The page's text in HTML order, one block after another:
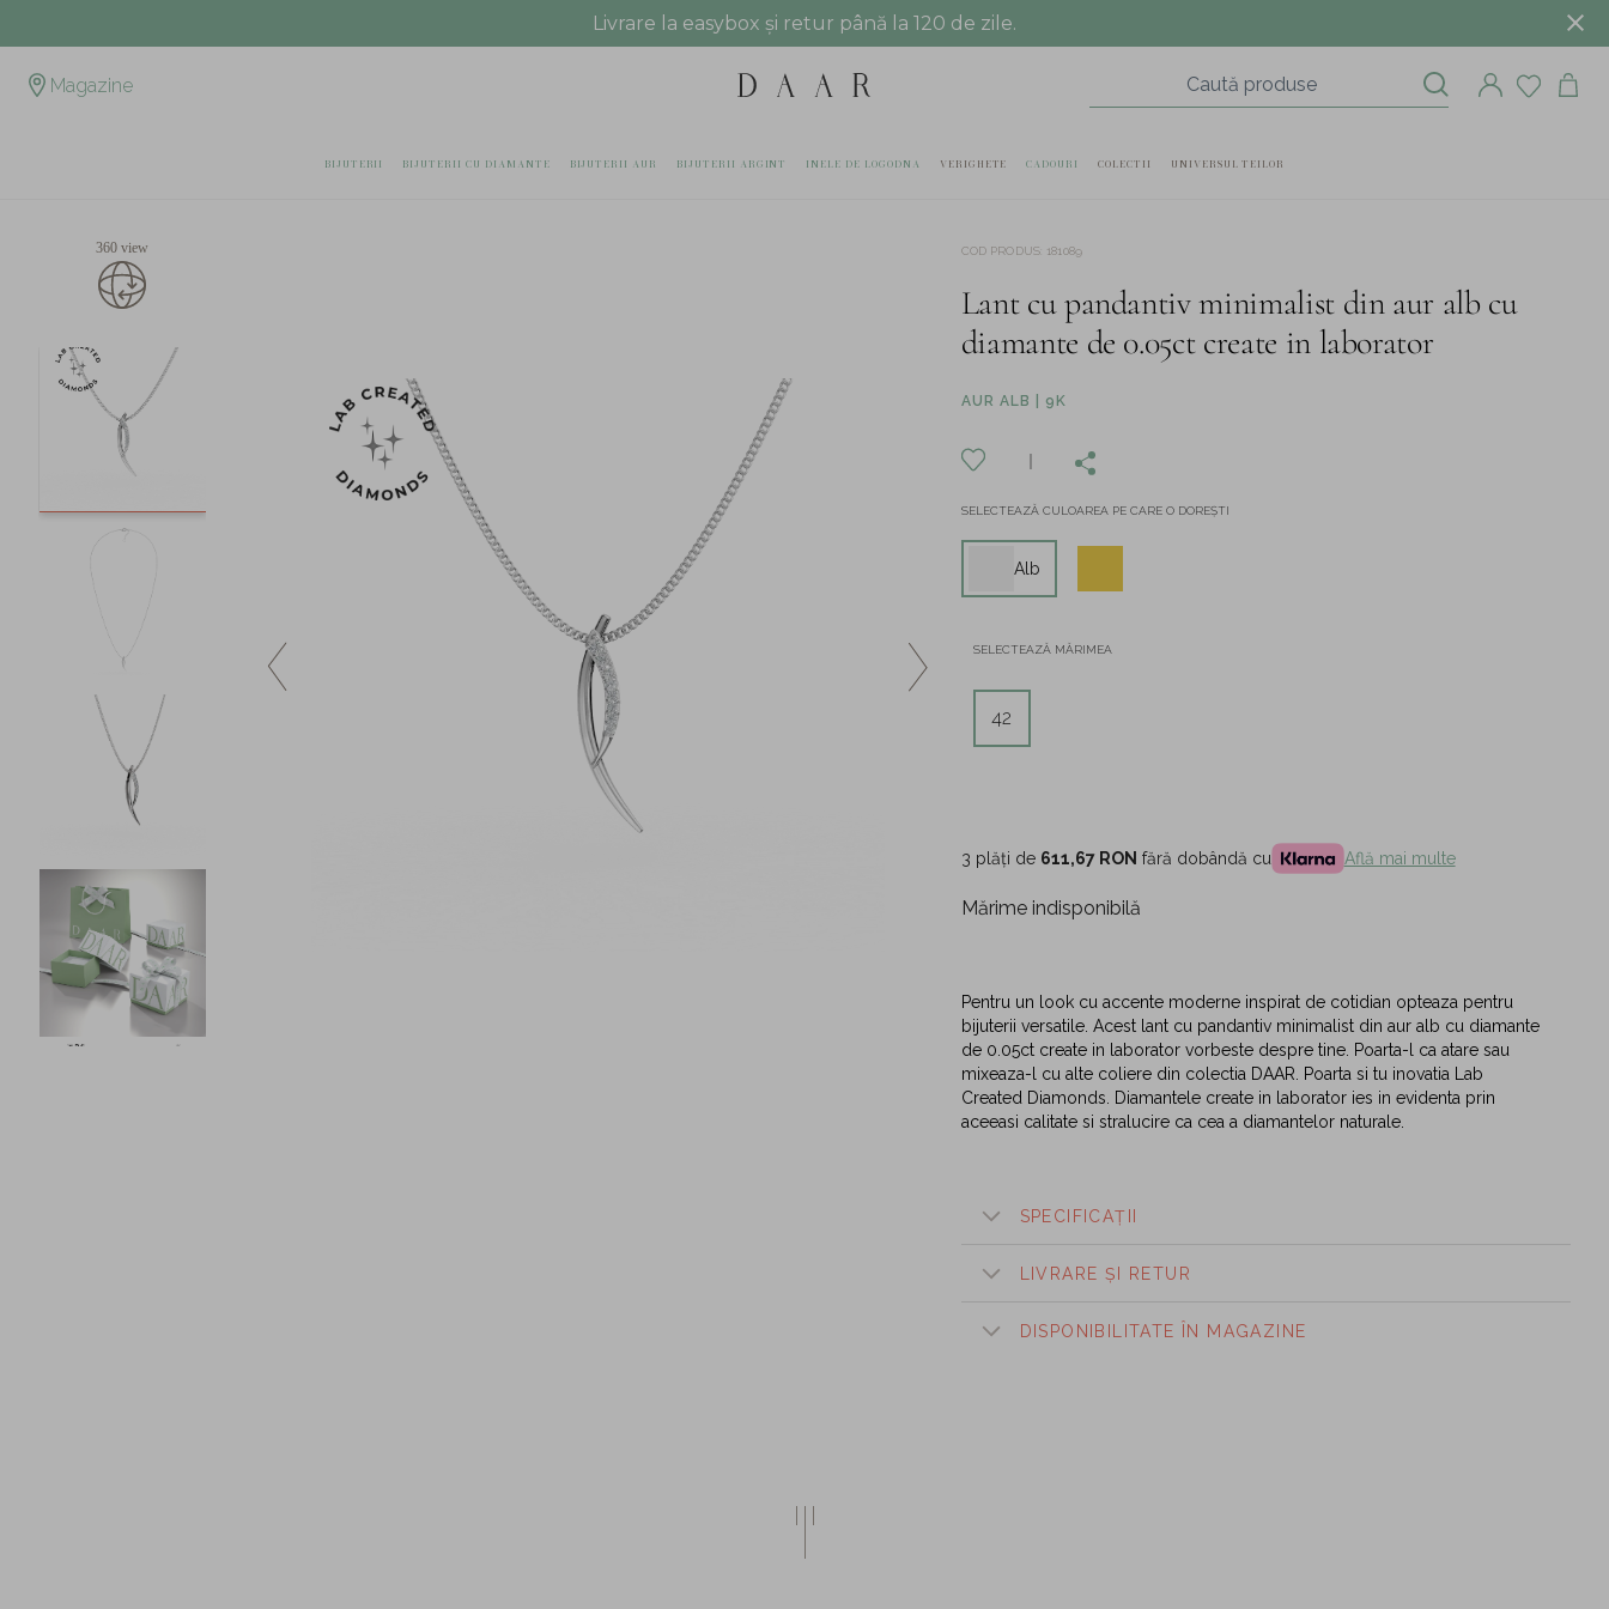
Livrare la easybox și retur până la 120 de zile.
Magazine
BIJUTERII BIJUTERII CU DIAMANTE BIJUTERII AUR BIJUTERII ARGINT INELE DE LOGODNA VERIGHETE CADOURI COLECTII UNIVERSUL TEILOR
360 view COD PRODUS: 181089
Lant cu pandantiv minimalist din aur alb cu
diamante de 0.05ct create in laborator
AUR ALB | 9K
SELECTEAZĂ CULOAREA PE CARE O DOREȘTI
Alb
SELECTEAZĂ MĂRIMEA
42
3 plăți de 611,67 RON fără dobândă cu Află mai multe
Mărime indisponibilă
Pentru un look cu accente moderne inspirat de cotidian opteaza pentru
bijuterii versatile. Acest lant cu pandantiv minimalist din aur alb cu diamante
de 0.05ct create in laborator vorbeste despre tine. Poarta-l ca atare sau
mixeaza-l cu alte coliere din colectia DAAR. Poarta si tu inovatia Lab
Created Diamonds. Diamantele create in laborator ies in evidenta prin
aceeasi calitate si stralucire ca cea a diamantelor naturale.
SPECIFICAȚII
LIVRARE ȘI RETUR
DISPONIBILITATE ÎN MAGAZINE